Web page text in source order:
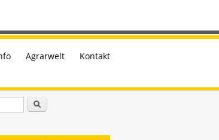
Agrarwelt Kontakt
Suche